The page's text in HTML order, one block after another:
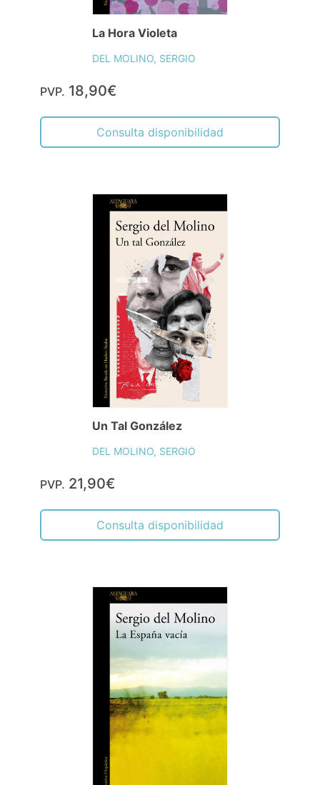
La Hora Violeta
DEL MOLINO, SERGIO
PVP. 18,90€
Consulta disponibilidad
Un Tal González
DEL MOLINO, SERGIO
PVP. 21,90€
Consulta disponibilidad